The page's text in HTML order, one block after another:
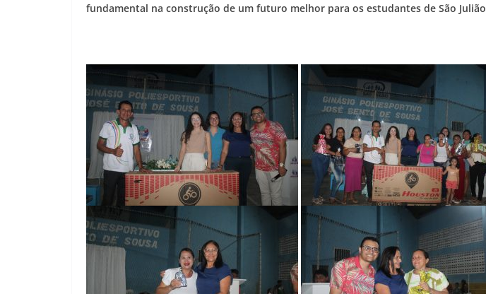
fundamental na construção de um futuro melhor para os estudantes de São Julião